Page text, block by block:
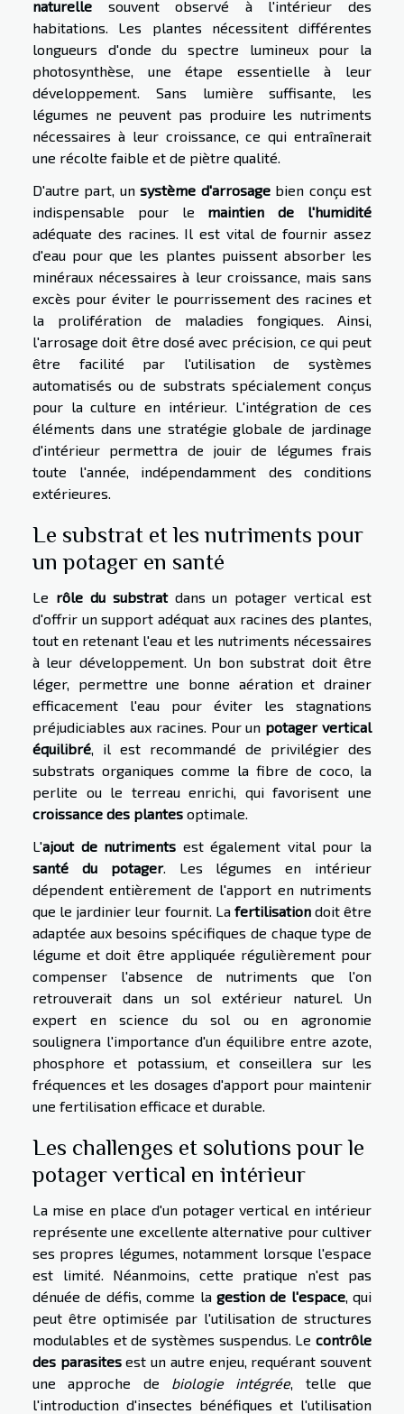
naturelle souvent observé à l'intérieur des
habitations. Les plantes nécessitent différentes
longueurs d'onde du spectre lumineux pour la
photosynthèse, une étape essentielle à leur
développement. Sans lumière suffisante, les
légumes ne peuvent pas produire les nutriments
nécessaires à leur croissance, ce qui entraînerait
une récolte faible et de piètre qualité.
D'autre part, unsystème d'arrosagebien conçu est
indispensable pour le maintien de l'humidité
adéquate des racines. Il est vital de fournir assez
d'eau pour que les plantes puissent absorber les
minéraux nécessaires à leur croissance, mais sans
excès pour éviter le pourrissement des racines et
la prolifération de maladies fongiques. Ainsi,
l'arrosage doit être dosé avec précision, ce qui peut
être facilité par l'utilisation de systèmes
automatisés ou de substrats spécialement conçus
pour la culture en intérieur. L'intégration de ces
éléments dans une stratégie globale de jardinage
d'intérieur permettra de jouir de légumes frais
toute l'année, indépendamment des conditions
extérieures.
Le substrat et les nutriments pour
un potager en santé
Le rôle du substratdans un potager vertical est
d'offrir un support adéquat aux racines des plantes,
tout en retenant l'eau et les nutriments nécessaires
à leur développement. Un bon substrat doit être
léger, permettre une bonne aération et drainer
efficacement l'eau pour éviter les stagnations
préjudiciables aux racines. Pour un potager vertical
équilibré, il est recommandé de privilégier des
substrats organiques comme la fibre de coco, la
perlite ou le terreau enrichi, qui favorisent une
croissance des plantes optimale.
L'ajout de nutriments est également vital pour la
santé du potager. Les légumes en intérieur
dépendent entièrement de l'apport en nutriments
que le jardinier leur fournit. La fertilisationdoit être
adaptée aux besoins spécifiques de chaque type de
légume et doit être appliquée régulièrement pour
compenser l'absence de nutriments que l'on
retrouverait dans un sol extérieur naturel. Un
expert en science du sol ou en agronomie
soulignera l'importance d'un équilibre entre azote,
phosphore et potassium, et conseillera sur les
fréquences et les dosages d'apport pour maintenir
une fertilisation efficace et durable.
Les challenges et solutions pour le
potager vertical en intérieur
La mise en place d'un potager vertical en intérieur
représente une excellente alternative pour cultiver
ses propres légumes, notamment lorsque l'espace
est limité. Néanmoins, cette pratique n'est pas
dénuée de défis, comme la gestion de l'espace, qui
peut être optimisée par l'utilisation de structures
modulables et de systèmes suspendus. Le contrôle
des parasitesest un autre enjeu, requérant souvent
une approche de biologie intégrée, telle que
l'introduction d'insectes bénéfiques et l'utilisation